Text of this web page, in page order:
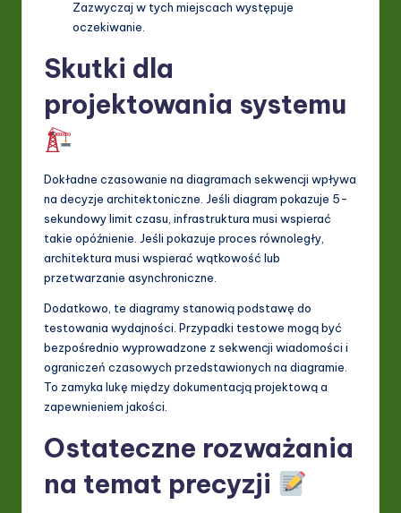
Zazwyczaj w tych miejscach występuje
oczekiwanie.
Skutki dla
projektowania systemu
Dokładne czasowanie na diagramach sekwencji wpływa
na decyzje architektoniczne. Jeśli diagram pokazuje 5-
sekundowy limit czasu, infrastruktura musi wspierać
takie opóźnienie. Jeśli pokazuje proces równoległy,
architektura musi wspierać wątkowość lub
przetwarzanie asynchroniczne.
Dodatkowo, te diagramy stanowią podstawę do
testowania wydajności. Przypadki testowe mogą być
bezpośrednio wyprowadzone z sekwencji wiadomości i
ograniczeń czasowych przedstawionych na diagramie.
To zamyka lukę między dokumentacją projektową a
zapewnieniem jakości.
Ostateczne rozważania
na temat precyzji